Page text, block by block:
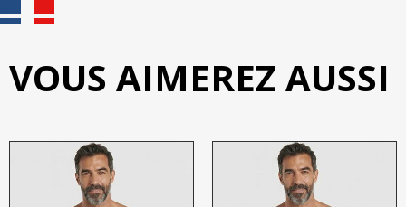
VOUS AIMEREZ AUSSI